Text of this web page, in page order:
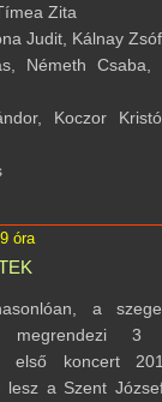
Zita
Judit, Kálnay
Németh Csaba,
Koczor
óra
a
megrendezi 3
első koncert
a Szent